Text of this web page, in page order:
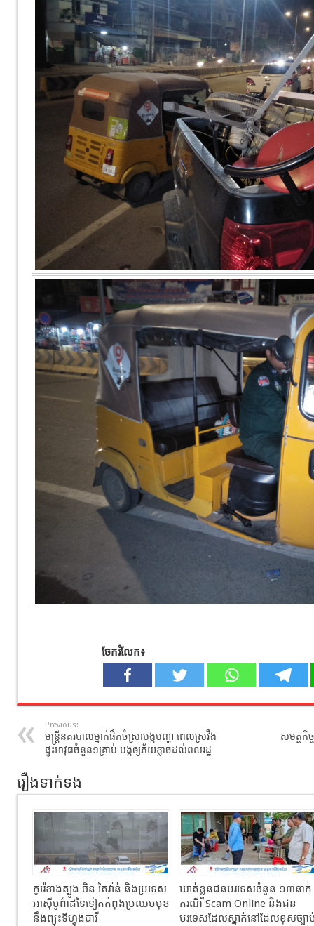
ចែករំលែក៖
Previous:
មន្រ្តីនគរបាលម្នាក់ផឹកចំស្រាបង្កបញ្ហា ពេលស្រវឹង
ផ្ទុះអាវុធចំនួន១គ្រាប់ បង្កឲ្យភ័យខ្លាចដល់ពលរដ្ឋ
សមត្ថកិ
រឿងទាក់ទង
កូរ៉េខាងត្បូង ចិន តៃវ៉ាន់ និងប្រទេស
អាស៊ីបូព៌ាដទៃទៀតកំពុងប្រឈមមុខ
នឹងព្យុះទីហ្វុងបាវី
ឃាត់ខ្លួនជនបរទេសចំនួន ១៣នាក់
ករណី Scam Online និងជន
បរទេសដែលស្នាក់នៅដែលខុសច្បា